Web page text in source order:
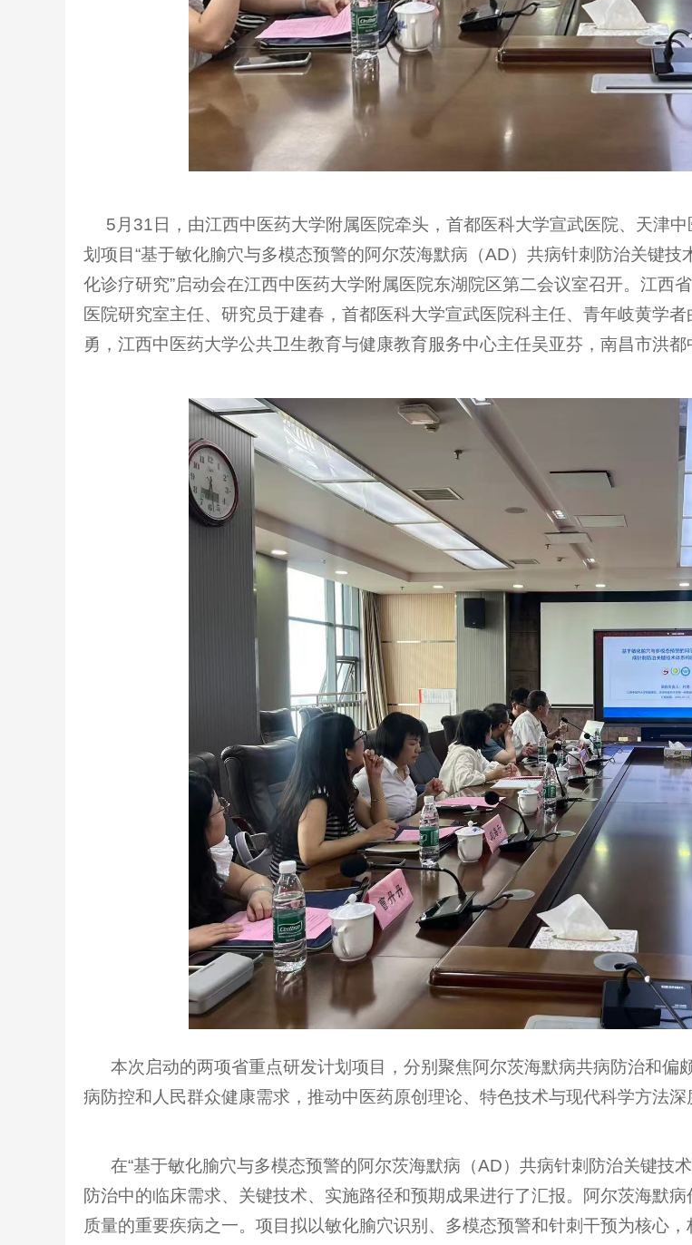
5月31日，由江西中医药大学附属医院牵头，首都医科大学宣武医院、天津
划项目“基于敏化腧穴与多模态预警的阿尔茨海默病（AD）共病针刺防治关键
化诊疗研究”启动会在江西中医药大学附属医院东湖院区第二会议室召开。江西
医院研究室主任、研究员于建春，首都医科大学宣武医院科主任、青年岐黄学
勇，江西中医药大学公共卫生教育与健康教育服务中心主任吴亚芬，南昌市洪
本次启动的两项省重点研发计划项目，分别聚焦阿尔茨海默病共病防治和偏
病防控和人民群众健康需求，推动中医药原创理论、特色技术与现代科学方法深
在“基于敏化腧穴与多模态预警的阿尔茨海默病（AD）共病针刺防治关键技
防治中的临床需求、关键技术、实施路径和预期成果进行了汇报。阿尔茨海默
质量的重要疾病之一。项目拟以敏化腧穴识别、多模态预警和针刺干预为核心